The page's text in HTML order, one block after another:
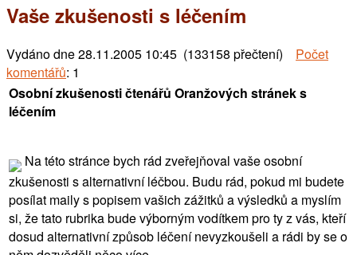
Vaše zkušenosti s léčením
Vydáno dne28.11.2005 10:45 (133158 přečtení) Počet
komentářů: 1
Osobní zkušenosti čtenářů Oranžových stránek s
léčením
Na této stránce bych rád zveřejňoval vaše osobní
zkušenosti s alternativní léčbou. Budu rád, pokud mi budete
posílat maily s popisem vašich zážitků a výsledků a myslím
si, že tato rubrika bude výborným vodítkem pro ty z vás, kteří
dosud alternativní způsob léčení nevyzkoušeli a rádi by se o